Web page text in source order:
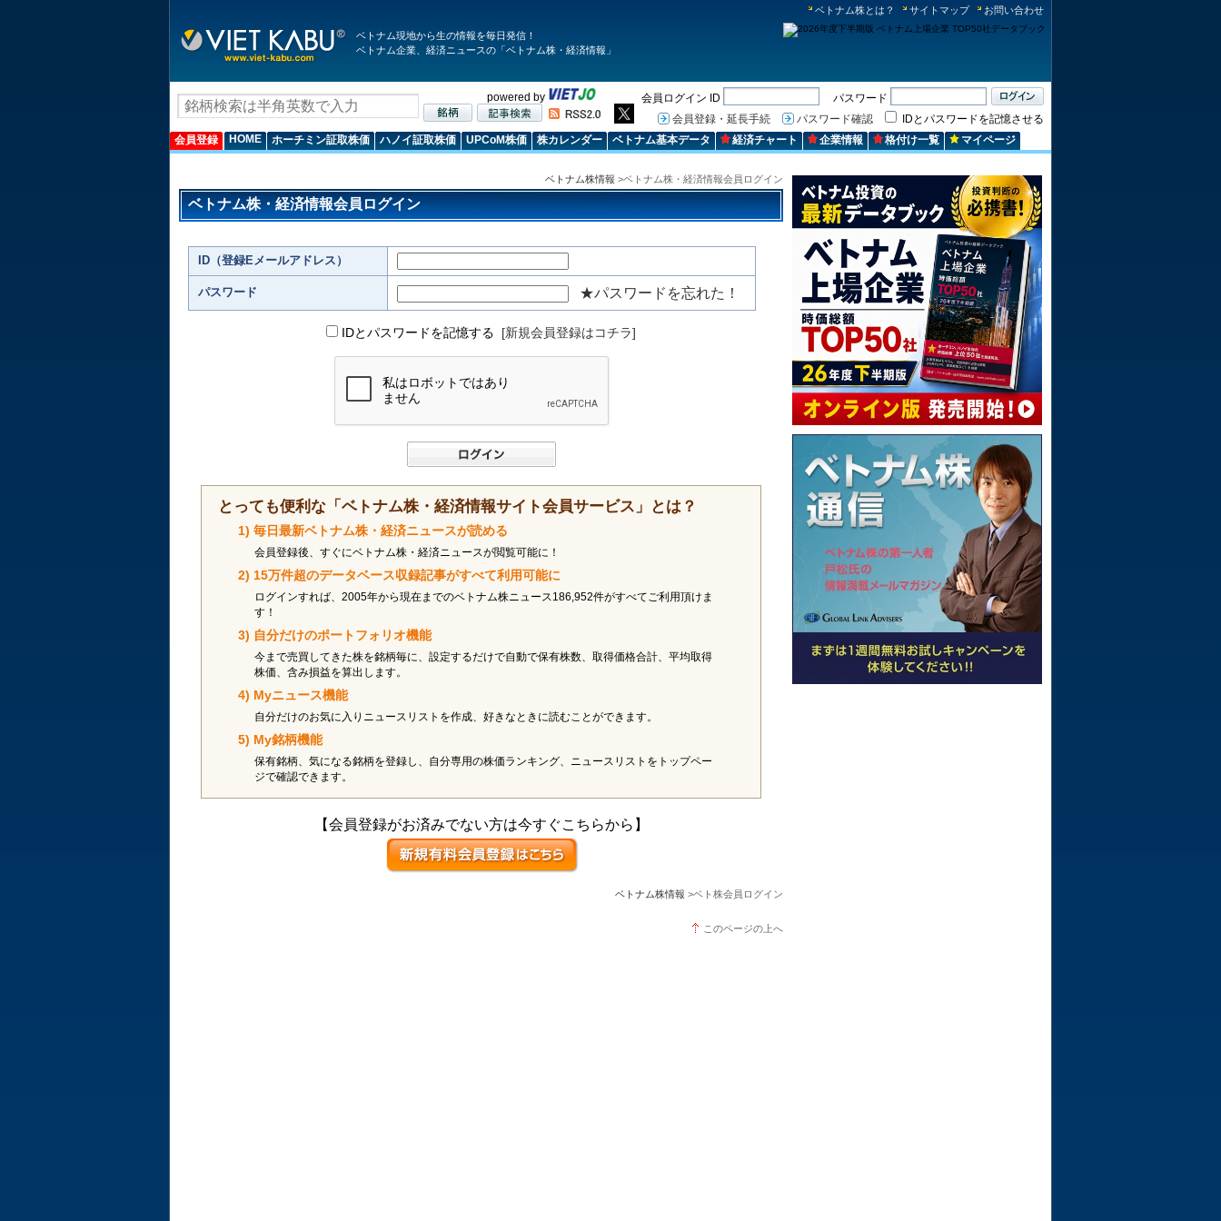
ベトナム株とは？ サイトマップ お問い合わせ
ベトナム現地から生の情報を毎日発信！
ベトナム企業、経済ニュースの「ベトナム株・経済情報」
powered by 会員ログイン ID
パスワード
会員登録・延長手続
パスワード確認
IDとパスワードを記憶させる
会員登録
HOME ホーチミン証取株価 ハノイ証取株価 UPCoM株価 株カレンダー ベトナム基本データ 経済チャート 企業情報 格付け一覧 マイページ
ベトナム株情報 >ベトナム株・経済情報会員ログイン
ベトナム株・経済情報会員ログイン
ID（登録Eメールアドレス）
パスワード ★パスワードを忘れた！
IDとパスワードを記憶する [新規会員登録はコチラ]
とっても便利な「ベトナム株・経済情報サイト会員サービス」とは？
1) 毎日最新ベトナム株・経済ニュースが読める
会員登録後、すぐにベトナム株・経済ニュースが閲覧可能に！
2) 15万件超のデータベース収録記事がすべて利用可能に
ログインすれば、2005年から現在までのベトナム株ニュース186,952件がすべてご利用頂けま
す！
3) 自分だけのポートフォリオ機能
今まで売買してきた株を銘柄毎に、設定するだけで自動で保有株数、取得価格合計、平均取得
株価、含み損益を算出します。
4) Myニュース機能
自分だけのお気に入りニュースリストを作成、好きなときに読むことができます。
5) My銘柄機能
保有銘柄、気になる銘柄を登録し、自分専用の株価ランキング、ニュースリストをトップペー
ジで確認できます。
【会員登録がお済みでない方は今すぐこちらから】
ベトナム株情報 >ベト株会員ログイン
このページの上へ